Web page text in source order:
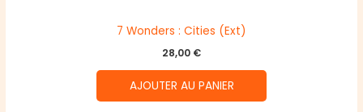
7 Wonders : Cities (Ext)
28,00 €
AJOUTER AU PANIER